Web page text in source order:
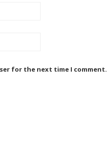
for the next time I comment.